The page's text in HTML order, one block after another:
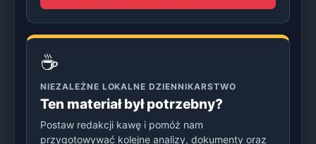
☕
NIEZALEŻNE LOKALNE DZIENNIKARSTWO
Ten materiał był potrzebny?
Postaw redakcji kawę i pomóż nam
przygotowywać kolejne analizy, dokumenty oraz